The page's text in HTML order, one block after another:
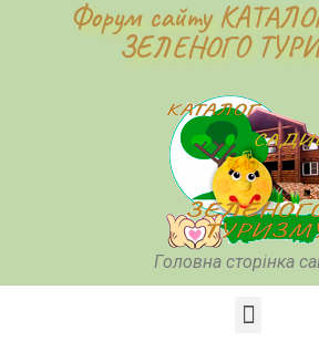
Форум сайту
ЗЕЛЕНОГО
Головна сторінка